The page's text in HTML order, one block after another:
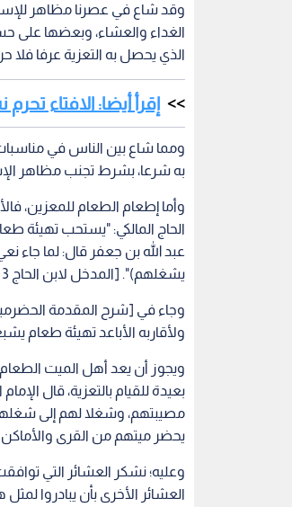
وقد شاع في عصرنا مظاهر
الغداء والعشاء، وبعضها على
الذي يحصل به التعزية عرفا فلا
إقرأ أيضا: الافتاء
ومما شاع بين الناس في مناسبات
به شرعا، بشرط تجنب مظاهر
وأما إطعام الطعام للمعزين،
الحاج المالكي: "يستحب تهيئة
عبد الله بن جعفر قال: لما جاء
يشغلهم)". [المدخل لابن الحاج 3 / 275].
ولأقاربه الأباعد تهيئة طعام
ويجوز أن يعد أهل الميت
بعيدة للقيام بالتعزية، قال
مصيبتهم، وشغلا لهم إلى
يحضر ميتهم من القرى والأماكن
وعليه؛ نشكر العشائر التي
العشائر الأخرى بأن يبادروا